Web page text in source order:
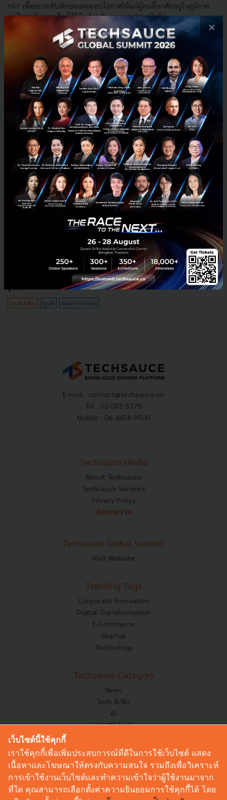
กว่า’ เพื่อยกระดับทักษะและมอบโอกาสให้แก่ผู้คนที่อาศัยอยู่ในภูมิภาค
เอเชียตะวันออกเฉียงใต้ให้พร้อมรับอนาคตเศรษฐกิจดิจ...
กันยายน 24, 2019| ByTechsauce Team
grab Grab For Good
Grab sets 2025 goals to use tech for good in
Southeast Asia
Grab sets ‘Grab for Good’ 2025 goals to upskill and provide
opportunities to more Southeast Asians in the digital economy...
| ByTechsauce Team
79
Tech & Biz Grab Grab for Good
E-mail : contact@techsauce.co
Tel : 02-001-5375
Mobile : 06-4658-9500
Techsauce Media
About Techsauce
Techsauce Services
Privacy Policy
ส่งบทความ
Techsauce Global Summit
Visit Website
Trending Tags
Corporate Innovation
Digital Transformation
E-Commerce
Startup
Technology
Techsauce Category
News
Tech & Biz
AI
HealthTech
Corp Innov
Saucy Thoughts
Based On
Sustainable
Videos
×
เว็บไซต์นี้ใช้คุกกี้
เราใช้คุกกี้เพื่อเพิ่มประสบการณ์ที่ดีในการใช้เว็บไซต์ แสดง
เนื้อหาและโฆษณาให้ตรงกับความสนใจ รวมถึงเพื่อวิเคราะห์
การเข้าใช้งานเว็บไซต์และทำความเข้าใจว่าผู้ใช้งานมาจาก
ที่ใด คุณสามารถเลือกตั้งค่าความยินยอมการใช้คุกกี้ได้ โดย